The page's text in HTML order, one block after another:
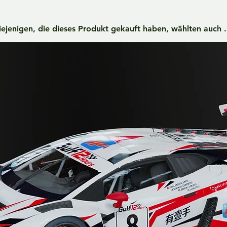
die dieses Produkt gekauft haben, wählten auch